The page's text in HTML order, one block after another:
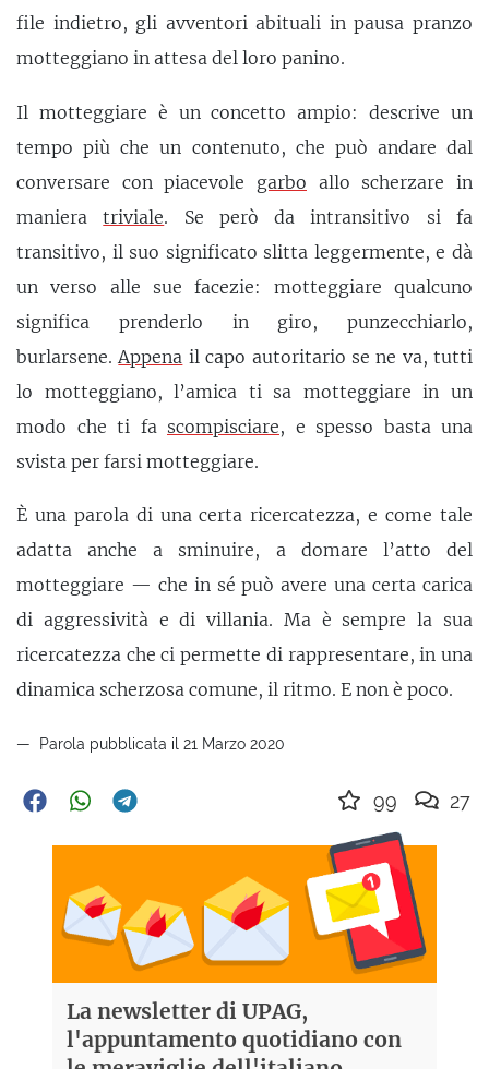
file indietro, gli avventori abituali in pausa pranzo
motteggiano in attesa del loro panino.
Il motteggiare è un concetto ampio: descrive un
tempo più che un contenuto, che può andare dal
conversare con piacevole garbo allo scherzare in
manieratriviale. Se però da intransitivo si fa
transitivo, il suo significato slitta leggermente, e dà
un verso alle sue facezie: motteggiare qualcuno
significa prenderlo in giro, punzecchiarlo,
burlarsene. Appena il capo autoritario se ne va, tutti
lo motteggiano, l’amica ti sa motteggiare in un
modo che ti fa scompisciare, e spesso basta una
svista per farsi motteggiare.
È una parola di una certa ricercatezza, e come tale
adatta anche a sminuire, a domare l’atto del
motteggiare — che in sé può avere una certa carica
di aggressività e di villania. Ma è sempre la sua
ricercatezza che ci permette di rappresentare, in una
dinamica scherzosa comune, il ritmo. E non è poco.
Parola pubblicata il 21 Marzo 2020
99 27
La newsletter di UPAG,
l'appuntamento quotidiano con